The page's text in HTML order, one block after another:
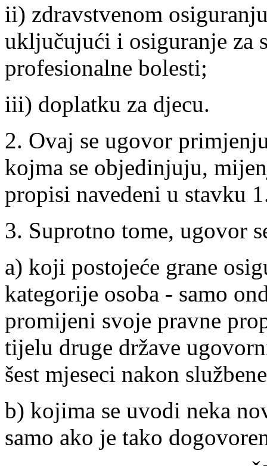
ii) zdravstvenom
uključujući i osiguranje za
profesionalne bolesti;
iii) doplatku za djecu.
2. Ovaj se ugovor
kojma se objedinjuju,
propisi navedeni u stavku
3. Suprotno tome, ugovor
a) koji postojeće grane
kategorije osoba - samo
promijeni svoje pravne
tijelu druge države
šest mjeseci nakon
b) kojima se uvodi neka
samo ako je tako